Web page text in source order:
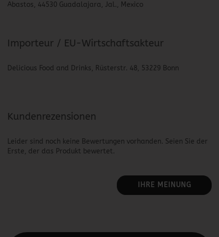
Abastos, 44530 Guadalajara, Jal., Mexico
Importeur / EU-Wirtschaftsakteur
Delicious Food and Drinks, Rüsterstr. 48, 53229 Bonn
Kundenrezensionen
Leider sind noch keine Bewertungen vorhanden. Seien Sie der
Erste, der das Produkt bewertet.
IHRE MEINUNG